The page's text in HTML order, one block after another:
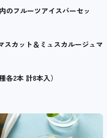
内のフルーツアイスバーセッ
スカット＆ミュスカルージュマ
各2本 計8本入）